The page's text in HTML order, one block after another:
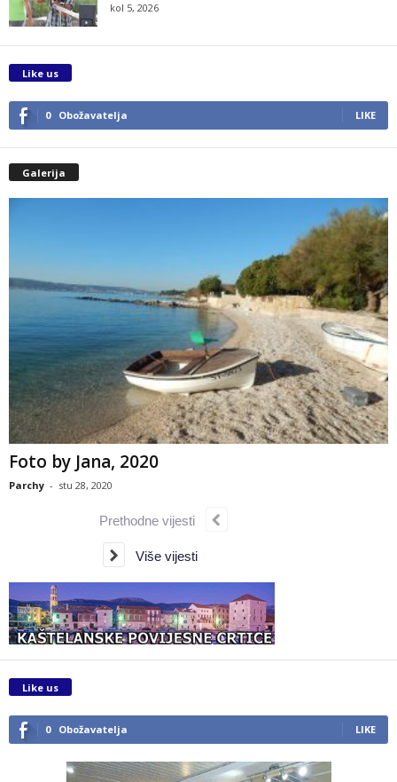
kol 5, 2026
Like us
0 Obožavatelja LIKE
Galerija
Foto by Jana, 2020
Parchy - stu 28, 2020
Prethodne vijesti
Više vijesti
Like us
0 Obožavatelja LIKE